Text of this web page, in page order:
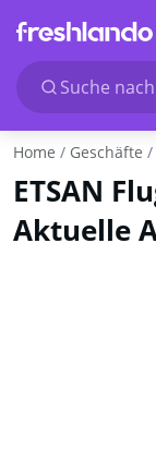
Suche
Home Geschäfte
ETSAN
Aktuelle